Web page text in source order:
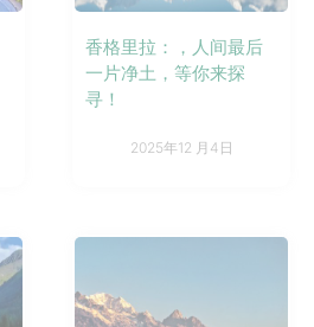
香格里拉：，人间最后
一片净土，等你来探
寻！
2025年12 月4日